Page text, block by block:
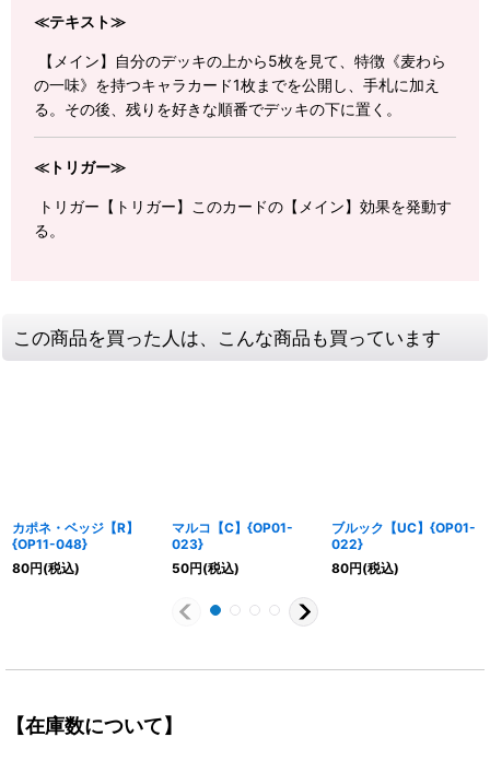
≪テキスト≫
【メイン】自分のデッキの上から5枚を見て、特徴《麦わら
の一味》を持つキャラカード1枚までを公開し、手札に加え
る。その後、残りを好きな順番でデッキの下に置く。
≪トリガー≫
トリガー【トリガー】このカードの【メイン】効果を発動す
る。
この商品を買った人は、こんな商品も買っています
カポネ・ベッジ【R】
{OP11-048}
80円(税込)
マルコ【C】{OP01-
023}
50円(税込)
ブルック【UC】{OP01-
022}
80円(税込)
【在庫数について】